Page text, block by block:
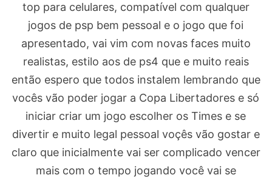
top para celulares, compatível com qualquer
jogos de psp bem pessoal e o jogo que foi
apresentado, vai vim com novas faces muito
realistas, estilo aos de ps4 que e muito reais
então espero que todos instalem lembrando que
vocês vão poder jogar a Copa Libertadores e só
iniciar criar um jogo escolher os Times e se
divertir e muito legal pessoal voçês vão gostar e
claro que inicialmente vai ser complicado vencer
mais com o tempo jogando você vai se